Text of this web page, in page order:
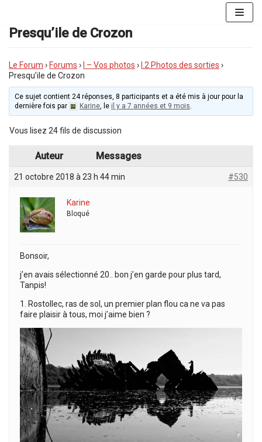
au
contenu
Presqu’ile de Crozon
Le Forum › Forums › I – Vos photos › I.2 Photos des sorties ›
Presqu’ile de Crozon
Ce sujet contient 24 réponses, 8 participants et a été mis à jour pour la
dernière fois par
Karine, le il y a 7 années et 9 mois.
Vous lisez 24 fils de discussion
Auteur Messages
21 octobre 2018 à 23 h 44 min #530
Karine
Bloqué
Bonsoir,
j’en avais sélectionné 20.. bon j’en garde pour plus tard,
Tanpis!
1. Rostollec, ras de sol, un premier plan flou ca ne va pas
faire plaisir à tous, moi j’aime bien ?